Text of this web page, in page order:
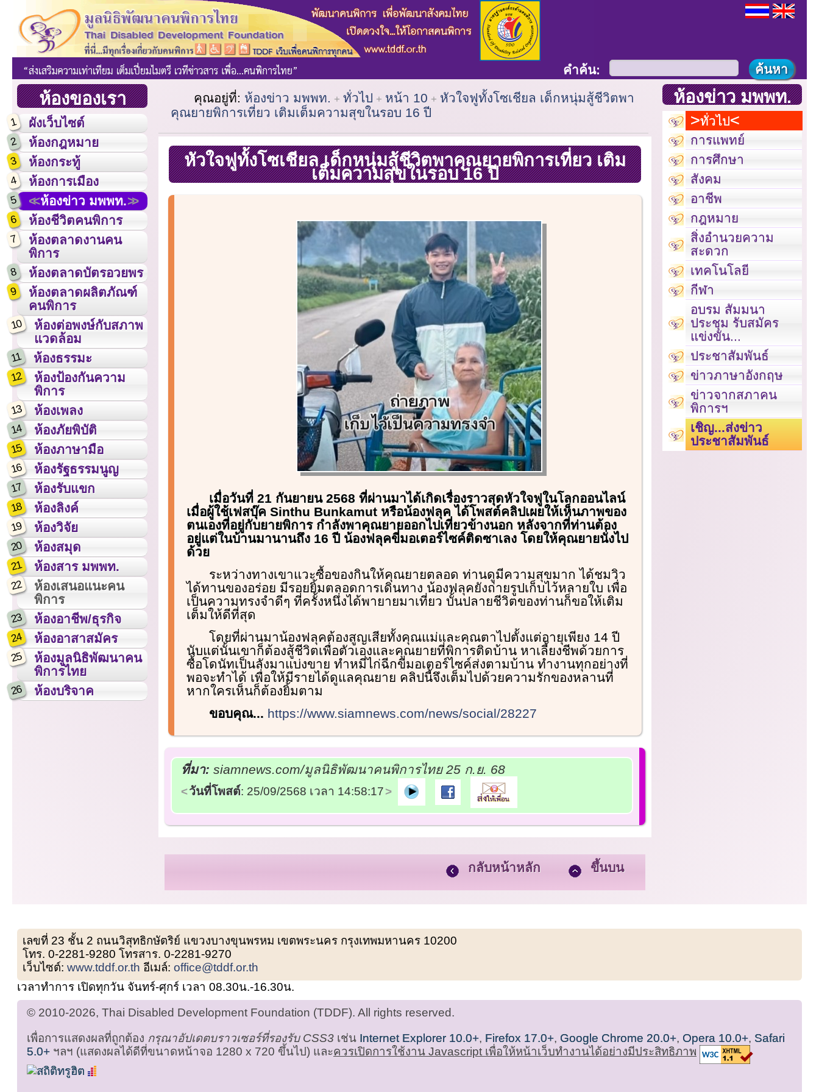
ห้องของเรา
1 ผังเว็บไซต์
2 ห้องกฎหมาย
3 ห้องกระทู้
4 ห้องการเมือง
5 ห้องข่าว มพพท.
6 ห้องชีวิตคนพิการ
7
ห้องตลาดงานคน
พิการ
8 ห้องตลาดบัตรอวยพร
9
ห้องตลาดผลิตภัณฑ์
คนพิการ
10
ห้องต่อพงษ์กับสภาพ
แวดล้อม
11 ห้องธรรมะ
12
ห้องป้องกันความ
พิการ
13 ห้องเพลง
14 ห้องภัยพิบัติ
15 ห้องภาษามือ
16 ห้องรัฐธรรมนูญ
17 ห้องรับแขก
18 ห้องลิงค์
19 ห้องวิจัย
20 ห้องสมุด
21 ห้องสาร มพพท.
22
ห้องเสนอแนะคน
พิการ
23 ห้องอาชีพ/ธุรกิจ
24 ห้องอาสาสมัคร
25
ห้องมูลนิธิพัฒนาคน
พิการไทย
26 ห้องบริจาค
คำค้น:
คุณอยู่ที่: ห้องข่าว มพพท. ทั่วไป หน้า 10
หัวใจฟูทั้งโซเชียล เด็กหนุ่มสู้ชีวิตพา
คุณยายพิการเที่ยว เติมเต็มความสุขในรอบ 16 ปี
หัวใจฟูทั้งโซเชียล เด็กหนุ่มสู้ชีวิตพาคุณยายพิการเที่ยว เติม
เต็มความสุขในรอบ 16 ปี
เมื่อวันที่ 21 กันยายน 2568 ที่ผ่านมาได้เกิดเรื่องราวสุดหัวใจฟูในโลกออนไลน์
เมื่อผู้ใช้เฟสบุ๊ค Sinthu Bunkamut หรือน้องฟลุค ได้โพสต์คลิปเผยให้เห็นภาพของ
ตนเองที่อยู่กับยายพิการ กำลังพาคุณยายออกไปเที่ยวข้างนอก หลังจากที่ท่านต้อง
อยู่แต่ในบ้านมานานถึง 16 ปี น้องฟลุคขี่มอเตอร์ไซค์ติดซาเลง โดยให้คุณยายนั่งไป
ด้วย
ระหว่างทางเขาแวะซื้อของกินให้คุณยายตลอด ท่านดูมีความสุขมาก ได้ชมวิว
ได้ทานของอร่อย มีรอยยิ้มตลอดการเดินทาง น้องฟลุคยังถ่ายรูปเก็บไว้หลายใบ เพื่อ
เป็นความทรงจำดีๆ ที่ครั้งหนึ่งได้พายายมาเที่ยว บั้นปลายชีวิตของท่านก็ขอให้เติม
เต็มให้ดีที่สุด
โดยที่ผ่านมาน้องฟลุคต้องสูญเสียทั้งคุณแม่และคุณตาไปตั้งแต่อายุเพียง 14 ปี
นับแต่นั้นเขาก็ต้องสู้ชีวิตเพื่อตัวเองและคุณยายที่พิการติดบ้าน หาเลี้ยงชีพด้วยการ
ซื้อโดนัทเป็นลังมาแบ่งขาย ทําหมี่ไก่ฉีกขี่มอเตอร์ไซค์ส่งตามบ้าน ทำงานทุกอย่างที่
พอจะทำได้ เพื่อให้มีรายได้ดูแลคุณยาย คลิปนี้จึงเต็มไปด้วยความรักของหลานที่
หากใครเห็นก็ต้องยิ้มตาม
ขอบคุณ... https://www.siamnews.com/news/social/28227
ที่มา: siamnews.com/มูลนิธิพัฒนาคนพิการไทย 25 ก.ย. 68
วันที่โพสต์: 25/09/2568 เวลา 14:58:17
กลับหน้าหลัก ขึ้นบน
ห้องข่าว มพพท.
ทั่วไป
การแพทย์
การศึกษา
สังคม
อาชีพ
กฎหมาย
สิ่งอำนวยความ
สะดวก
เทคโนโลยี
กีฬา
อบรม สัมมนา
ประชุม รับสมัคร
แข่งขัน...
ประชาสัมพันธ์
ข่าวภาษาอังกฤษ
ข่าวจากสภาคน
พิการฯ
เชิญ...ส่งข่าว
ประชาสัมพันธ์
เลขที่ 23 ชั้น 2 ถนนวิสุทธิกษัตริย์ แขวงบางขุนพรหม เขตพระนคร กรุงเทพมหานคร 10200
โทร. 0-2281-9280 โทรสาร. 0-2281-9270
เว็บไซต์:www.tddf.or.th อีเมล์:office@tddf.or.th
เวลาทำการ เปิดทุกวัน จันทร์-ศุกร์ เวลา 08.30น.-16.30น.
© 2010-2026, Thai Disabled Development Foundation (TDDF). All rights reserved.
เพื่อการแสดงผลที่ถูกต้อง กรุณาอัปเดตบราวเซอร์ที่รองรับ CSS3 เช่น Internet Explorer 10.0+, Firefox 17.0+, Google Chrome 20.0+, Opera 10.0+, Safari
5.0+ ฯลฯ (แสดงผลได้ดีที่ขนาดหน้าจอ 1280 x 720 ขึ้นไป) และควรเปิดการใช้งาน Javascript เพื่อให้หน้าเว็บทำงานได้อย่างมีประสิทธิภาพ